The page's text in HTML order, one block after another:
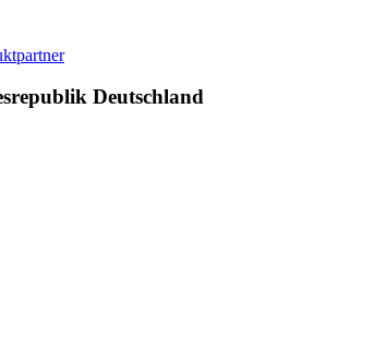
Deutschland